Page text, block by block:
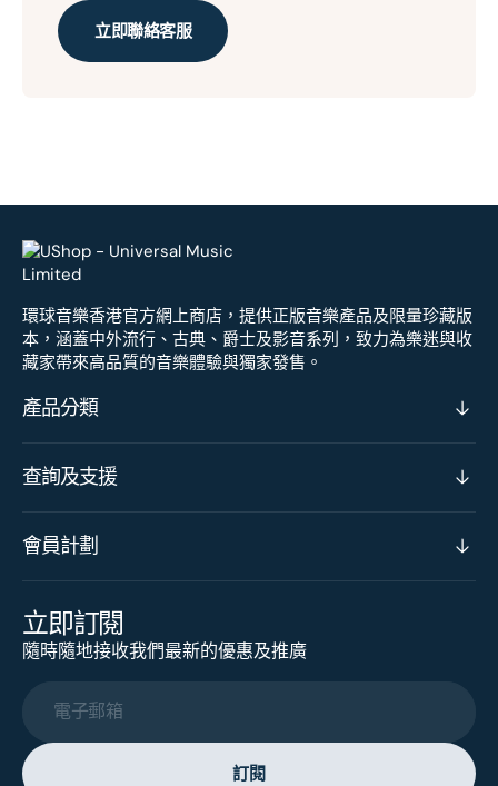
立即聯絡客服
環球音樂香港官方網上商店，提供正版音樂產品及限量珍藏版
本，涵蓋中外流行、古典、爵士及影音系列，致力為樂迷與收
藏家帶來高品質的音樂體驗與獨家發售。
產品分類
查詢及支援
會員計劃
立即訂閱
隨時隨地接收我們最新的優惠及推廣
電子郵箱
訂閱